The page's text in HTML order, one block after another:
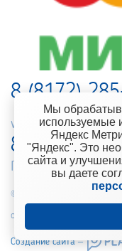
8 (8172)
web-
8 900 501-
Горячая линия
© 2010-2021 Компания
отделочных материалов
Создание сайта –
Мы
используемые
Яндекс
"Яндекс". Это
сайта и
вы даете